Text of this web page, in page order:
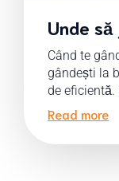
Unde
Când te
gândești la
de eficientă.
Read more